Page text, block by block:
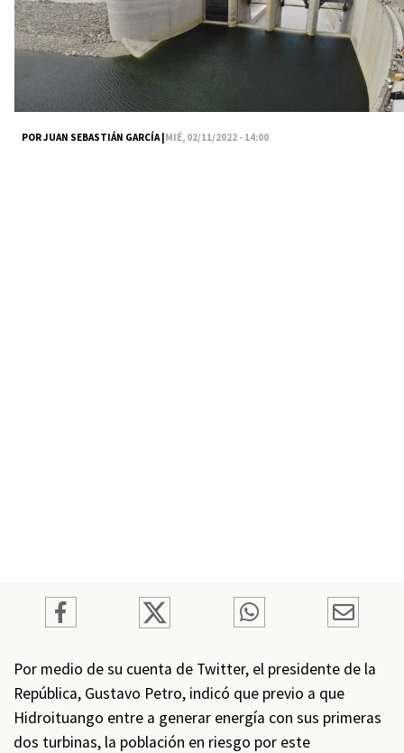
POR JUAN SEBASTIÁN GARCÍA |MIÉ, 02/11/2022 - 14:00
Por medio de su cuenta de Twitter, el presidente de la
República, Gustavo Petro, indicó que previo a que
Hidroituango entre a generar energía con sus primeras
dos turbinas, la población en riesgo por este